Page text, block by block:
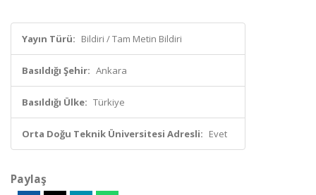
Yayın Türü: Bildiri / Tam Metin Bildiri
Basıldığı Şehir: Ankara
Basıldığı Ülke: Türkiye
Orta Doğu Teknik Üniversitesi Adresli: Evet
Paylaş